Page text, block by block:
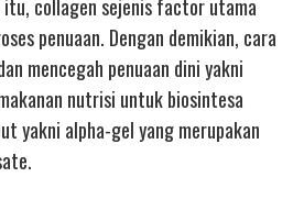
itu, collagen sejenis factor utama
penuaan. Dengan demikian, cara
mencegah penuaan dini yakni
nutrisi untuk biosintesa
yakni alpha-gel yang merupakan